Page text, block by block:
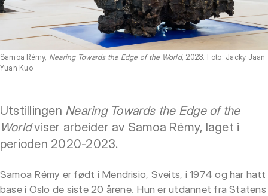
Samoa Rémy, Nearing Towards the Edge of the World, 2023. Foto: Jacky Jaan
Yuan Kuo
Utstillingen Nearing Towards the Edge of the
Worldviser arbeider av Samoa Rémy, laget i
perioden 2020-2023.
Samoa Rémy er født i Mendrisio, Sveits, i 1974 og har hatt
base i Oslo de siste 20 årene. Hun er utdannet fra Statens